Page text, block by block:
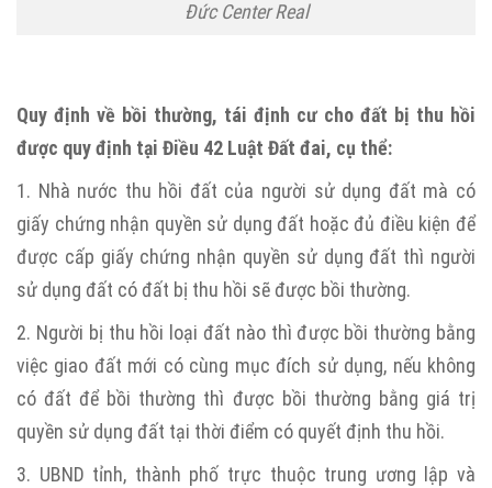
Đức Center Real
Quy định về bồi thường, tái định cư cho đất bị thu hồi
được quy định tại Điều 42 Luật Đất đai, cụ thể:
1. Nhà nước thu hồi đất của người sử dụng đất mà có
giấy chứng nhận quyền sử dụng đất hoặc đủ điều kiện để
được cấp giấy chứng nhận quyền sử dụng đất thì người
sử dụng đất có đất bị thu hồi sẽ được bồi thường.
2. Người bị thu hồi loại đất nào thì được bồi thường bằng
việc giao đất mới có cùng mục đích sử dụng, nếu không
có đất để bồi thường thì được bồi thường bằng giá trị
quyền sử dụng đất tại thời điểm có quyết định thu hồi.
3. UBND tỉnh, thành phố trực thuộc trung ương lập và